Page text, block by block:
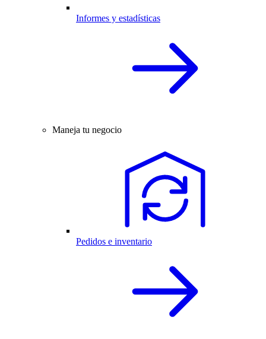
Informes y estadísticas
Maneja tu negocio
Pedidos e inventario